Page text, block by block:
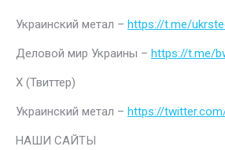
Украинский метал – https://t.me/
Деловой мир Украины – https://t.me/
Х (Твиттер)
Украинский метал – https://
НАШИ САЙТЫ